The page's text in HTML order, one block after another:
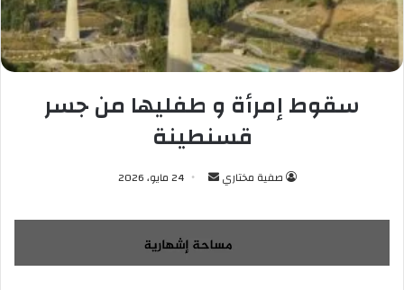
سقوط إمرأة و طفليها من جسر
قسنطينة
صفية مختاري
س
ل
ب
24 مايو، 2026